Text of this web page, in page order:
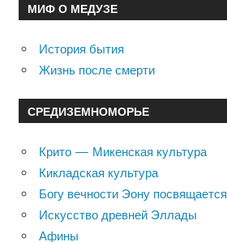
МИФ О МЕДУЗЕ
История бытия
Жизнь после смерти
СРЕДИЗЕМНОМОРЬЕ
Крито — Микенская культура
Кикладская культура
Богу вечности Эону посвящается
Искусство древней Эллады
Афины